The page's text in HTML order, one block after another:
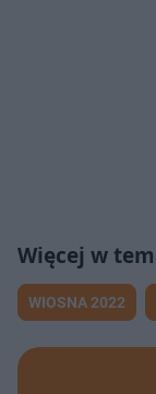
WIOSNA 2022